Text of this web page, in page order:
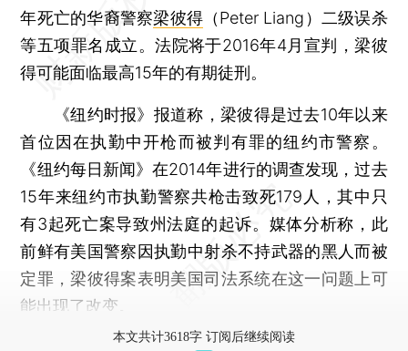
年死亡的华裔警察梁彼得（Peter Liang）二级误杀
等五项罪名成立。法院将于2016年4月宣判，梁彼
得可能面临最高15年的有期徒刑。
《纽约时报》报道称，梁彼得是过去10年以来
首位因在执勤中开枪而被判有罪的纽约市警察。
《纽约每日新闻》在2014年进行的调查发现，过去
15年来纽约市执勤警察共枪击致死179人，其中只
有3起死亡案导致州法庭的起诉。媒体分析称，此
前鲜有美国警察因执勤中射杀不持武器的黑人而被
定罪，梁彼得案表明美国司法系统在这一问题上可
能出现了改变。
本文共计3618字 订阅后继续阅读